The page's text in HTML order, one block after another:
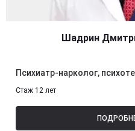
Шадрин
Психиатр-нарколог,
Стаж 12 лет